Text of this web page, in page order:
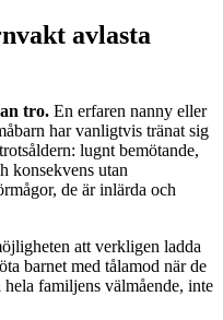
avlasta
tro. En erfaren nanny eller
har vanligtvis tränat sig
lugnt bemötande,
konsekvens utan
de är inlärda och
att verkligen ladda
barnet med tålamod när de
familjens välmående, inte